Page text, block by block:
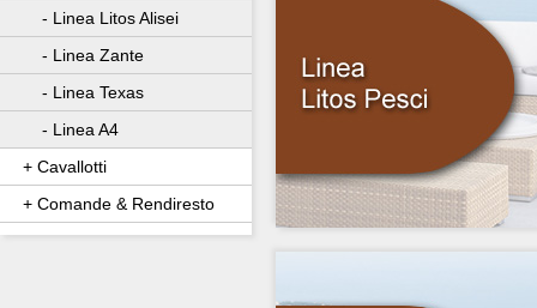
- Linea Litos Alisei
- Linea Zante
- Linea Texas
- Linea A4
+ Cavallotti
+ Comande & Rendiresto